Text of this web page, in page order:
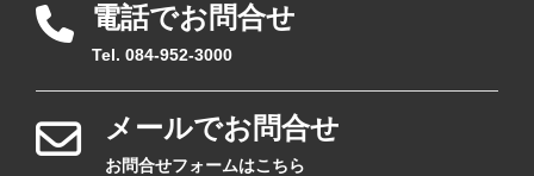
電話でお問合せ
Tel. 084-952-3000
メールでお問合せ
お問合せフォームはこちら